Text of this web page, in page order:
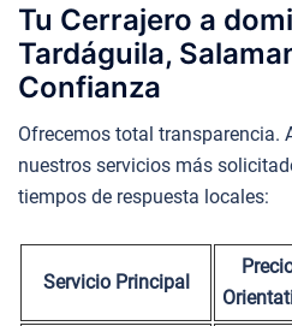
Tu Cerrajero a
Tardáguila,
Confianza
Ofrecemos total transparencia.
nuestros servicios más
tiempos de respuesta locales:
Servicio Principal